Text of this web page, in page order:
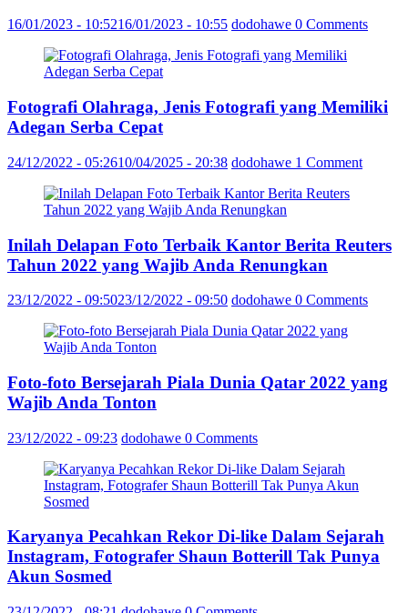
16/01/2023 - 10:5216/01/2023 - 10:55 dodohawe 0 Comments
Fotografi Olahraga, Jenis Fotografi yang Memiliki
Adegan Serba Cepat
24/12/2022 - 05:2610/04/2025 - 20:38 dodohawe 1 Comment
Inilah Delapan Foto Terbaik Kantor Berita Reuters
Tahun 2022 yang Wajib Anda Renungkan
23/12/2022 - 09:5023/12/2022 - 09:50 dodohawe 0 Comments
Foto-foto Bersejarah Piala Dunia Qatar 2022 yang
Wajib Anda Tonton
23/12/2022 - 09:23 dodohawe 0 Comments
Karyanya Pecahkan Rekor Di-like Dalam Sejarah
Instagram, Fotografer Shaun Botterill Tak Punya
Akun Sosmed